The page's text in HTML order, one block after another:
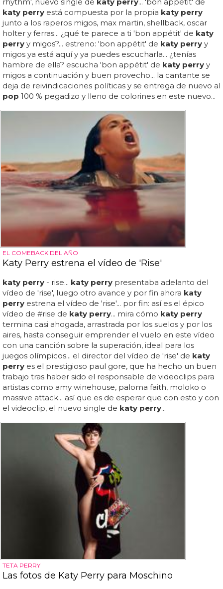
katy perry está compuesta por la propia katy perry
junto a los raperos migos, max martin, shellback, oscar
holter y ferras... ¿qué te parece a ti 'bon appétit' de katy
perry y migos?... estreno: 'bon appétit' de katy perry y
migos ya está aquí y ya puedes escucharla... ¿tenías
hambre de ella? escucha 'bon appétit' de katy perry y
migos a continuación y buen provecho... la cantante se
deja de reivindicaciones políticas y se entrega de nuevo al
pop 100 % pegadizo y lleno de colorines en este nuevo...
EL COMEBACK DEL AÑO
Katy Perry estrena el vídeo de 'Rise'
katy perry - rise... katy perry presentaba adelanto del
vídeo de 'rise', luego otro avance y por fin ahora katy
perry estrena el vídeo de 'rise'... por fin: así es el épico
vídeo de #rise de katy perry... mira cómo katy perry
termina casi ahogada, arrastrada por los suelos y por los
aires, hasta conseguir emprender el vuelo en este vídeo
con una canción sobre la superación, ideal para los
juegos olímpicos... el director del vídeo de 'rise' de katy
perry es el prestigioso paul gore, que ha hecho un buen
trabajo tras haber sido el responsable de videoclips para
artistas como amy winehouse, paloma faith, moloko o
massive attack... así que es de esperar que con esto y con
el videoclip, el nuevo single de katy perry...
TETA PERRY
Las fotos de Katy Perry para Moschino